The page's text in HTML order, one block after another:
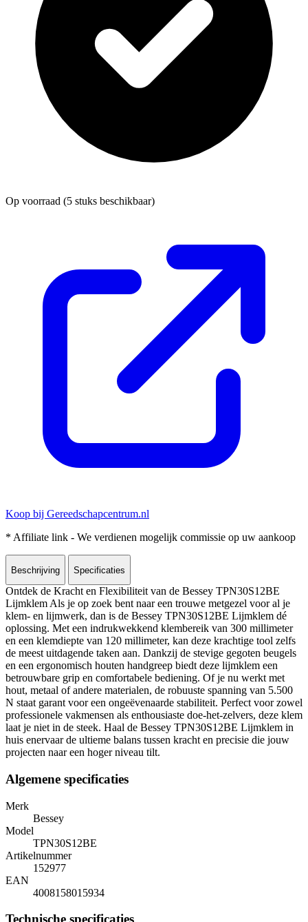
Op voorraad (5 stuks beschikbaar)
Koop bij Gereedschapcentrum.nl
* Affiliate link - We verdienen mogelijk commissie op uw aankoop
Beschrijving Specificaties
Ontdek de Kracht en Flexibiliteit van de Bessey TPN30S12BE
Lijmklem Als je op zoek bent naar een trouwe metgezel voor al je
klem- en lijmwerk, dan is de Bessey TPN30S12BE Lijmklem dé
oplossing. Met een indrukwekkend klembereik van 300 millimeter
en een klemdiepte van 120 millimeter, kan deze krachtige tool zelfs
de meest uitdagende taken aan. Dankzij de stevige gegoten beugels
en een ergonomisch houten handgreep biedt deze lijmklem een
betrouwbare grip en comfortabele bediening. Of je nu werkt met
hout, metaal of andere materialen, de robuuste spanning van 5.500
N staat garant voor een ongeëvenaarde stabiliteit. Perfect voor zowel
professionele vakmensen als enthousiaste doe-het-zelvers, deze klem
laat je niet in de steek. Haal de Bessey TPN30S12BE Lijmklem in
huis enervaar de ultieme balans tussen kracht en precisie die jouw
projecten naar een hoger niveau tilt.
Algemene specificaties
Merk
Bessey
Model
TPN30S12BE
Artikelnummer
152977
EAN
4008158015934